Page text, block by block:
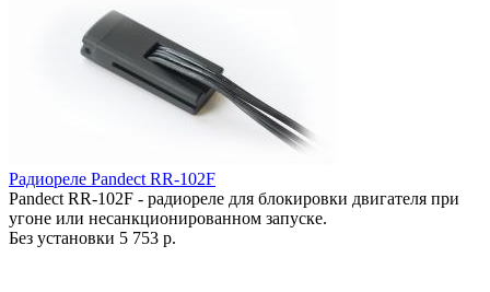
Радиореле Pandect RR-102F
Pandect RR-102F - радиореле для блокировки двигателя при
угоне или несанкционированном запуске.
Без установки 5 753 р.